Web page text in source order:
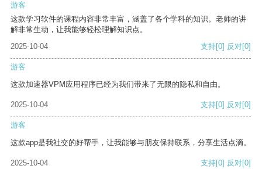
游客
这款学习软件的课程内容非常丰富，涵盖了各个学科的知识。老师的讲
解非常生动，让我能够轻松理解知识点。
2025-10-04
支持[0] 反对[0]
游客
这款加速器VPM应用程序已经为我们带来了无限的隐私和自由。
2025-10-04 支持[0] 反对[0]
游客
这款app是我社交的好帮手，让我能够与朋友保持联系，分享生活点滴。
2025-10-04 支持[0] 反对[0]